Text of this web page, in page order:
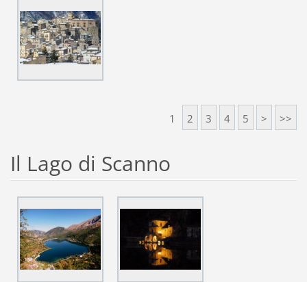
1 2 3 4 5 > >>
Il Lago di Scanno